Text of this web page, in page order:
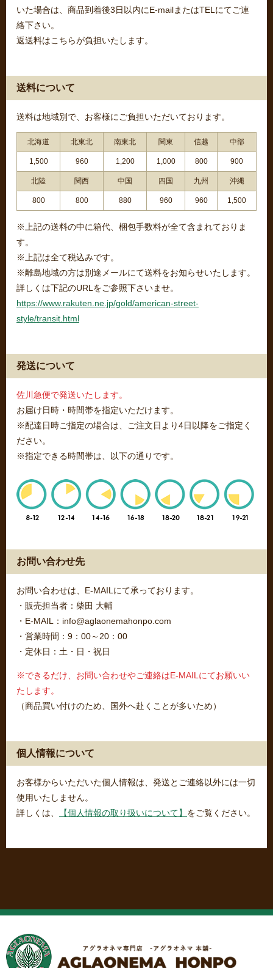
いた場合は、商品到着後3日以内にE-mailまたはTELにてご連
絡下さい。
返送料はこちらが負担いたします。
送料について
送料は地域別で、お客様にご負担いただいております。
北海道 北東北 南東北 関東 信越 中部
1,500 960 1,200 1,000 800 900
北陸 関西 中国 四国 九州 沖縄
800 800 880 960 960 1,500
※上記の送料の中に箱代、梱包手数料が全て含まれておりま
す。
※上記は全て税込みです。
※離島地域の方は別途メールにて送料をお知らせいたします。
詳しくは下記のURLをご参照下さいませ。
https://www.rakuten.ne.jp/gold/american-street-
style/transit.html
発送について
佐川急便で発送いたします。
お届け日時・時間帯を指定いただけます。
※配達日時ご指定の場合は、ご注文日より4日以降をご指定く
ださい。
※指定できる時間帯は、以下の通りです。
お問い合わせ先
お問い合わせは、E-MAILにて承っております。
・販売担当者：柴田 大輔
・E-MAIL：info@aglaonemahonpo.com
・営業時間：9：00～20：00
・定休日：土・日・祝日
※できるだけ、お問い合わせやご連絡はE-MAILにてお願いい
たします。
（商品買い付けのため、国外へ赴くことが多いため）
個人情報について
お客様からいただいた個人情報は、発送とご連絡以外には一切
使用いたしません。
詳しくは、
【個人情報の取り扱いについて】 をご覧ください。